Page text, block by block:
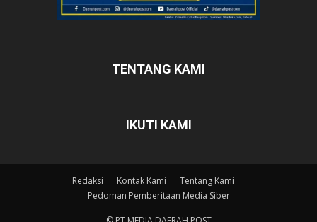
TENTANG KAMI
IKUTI KAMI
Redaksi Kontak Kami
Tentang Kami
Pedoman Pemberitaan Media Siber